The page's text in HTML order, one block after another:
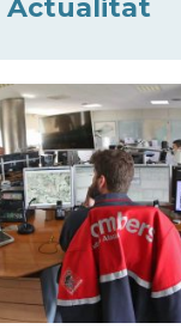
Actualitat